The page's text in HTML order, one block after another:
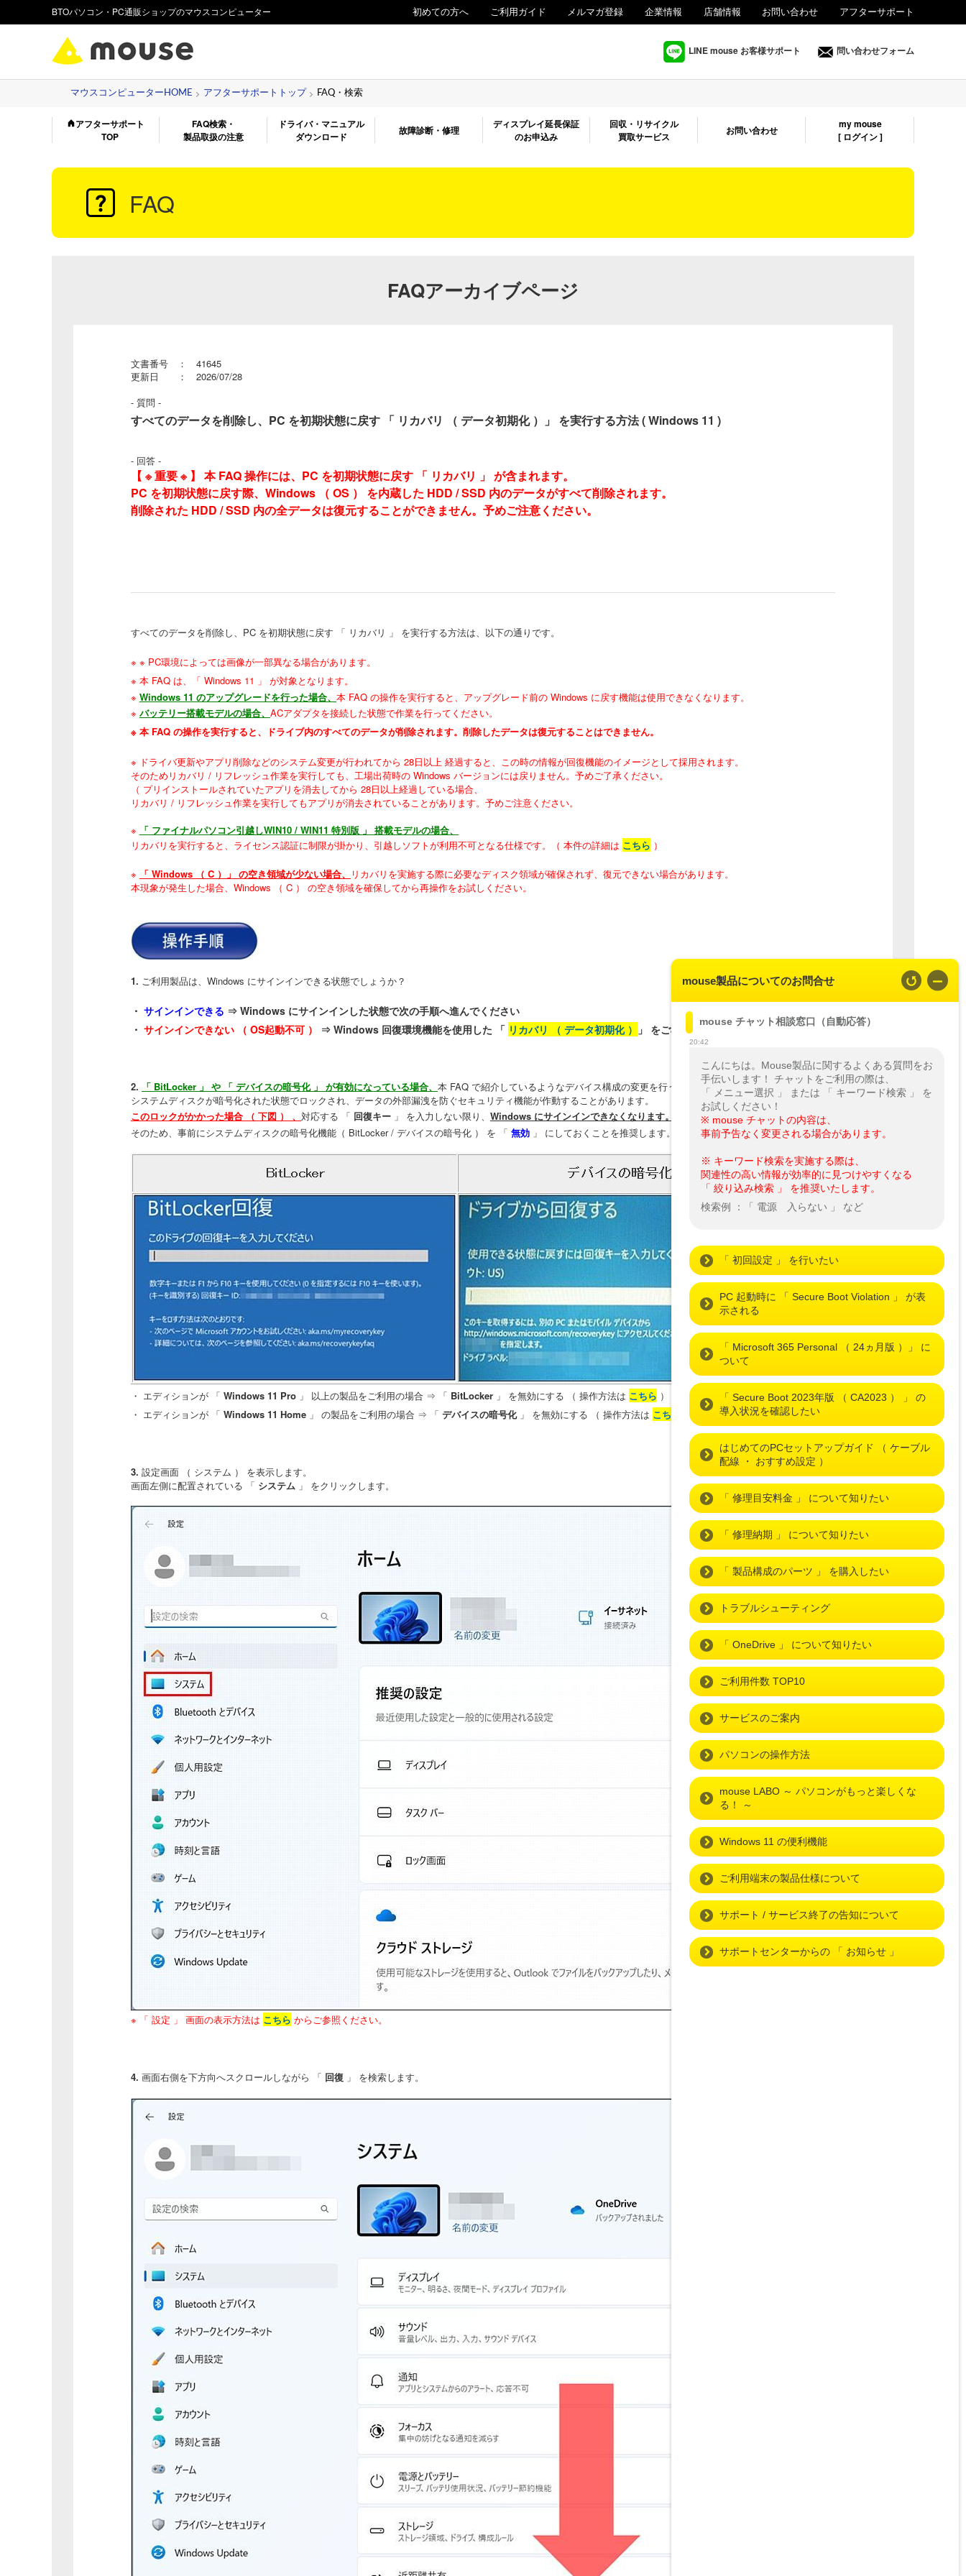
BTOパソコン・PC通販ショップのマウスコンピューター 初めての方へ ご利用ガイド メルマガ登録 企業情報 店舗情報 お問い合わせ
アフターサポート
法人様向け
LINE mouse お客様サポート 問い合わせフォーム
マウスコンピューターHOME アフターサポートトップ FAQ・検索
アフターサポート
TOP
FAQ検索・
製品取扱の注意
ドライバ・マニュアル
ダウンロード
故障診断・修理
ディスプレイ延長保証
のお申込み
回収・リサイクル
買取サービス
お問い合わせ
my mouse
[ ログイン ]
FAQ
FAQアーカイブページ
文書番号 ： 41645
更新日 ： 2026/07/28
- 質問 -
すべてのデータを削除し、PC を初期状態に戻す 「 リカバリ （ データ初期化 ）」 を実行する方法 ( Windows 11 )
- 回答 -
【 ※ 重要 ※ 】 本 FAQ 操作には、PC を初期状態に戻す 「 リカバリ 」 が含まれます。
PC を初期状態に戻す際、Windows （ OS ） を内蔵した HDD / SSD 内のデータがすべて削除されます。
削除された HDD / SSD 内の全データは復元することができません。予めご注意ください。
すべてのデータを削除し、PC を初期状態に戻す 「 リカバリ 」 を実行する方法は、以下の通りです。
※ ※ PC環境によっては画像が一部異なる場合があります。
※ 本 FAQ は、「 Windows 11 」 が対象となります。
※ Windows 11 のアップグレードを行った場合、 本 FAQ の操作を実行すると、アップグレード前の Windows に戻す機能は使用できなくなります。
※ バッテリー搭載モデルの場合、 ACアダプタを接続した状態で作業を行ってください。
※ 本 FAQ の操作を実行すると、ドライブ内のすべてのデータが削除されます。削除したデータは復元することはできません。
※ ドライバ更新やアプリ削除などのシステム変更が行われてから 28日以上 経過すると、この時の情報が回復機能のイメージとして採用されます。
そのためリカバリ / リフレッシュ作業を実行しても、工場出荷時の Windows バージョンには戻りません。予めご了承ください。
（ プリインストールされていたアプリを消去してから 28日以上経過している場合、
リカバリ / リフレッシュ作業を実行してもアプリが消去されていることがあります。予めご注意ください。
※
「 ファイナルパソコン引越しWIN10 / WIN11 特別版 」 搭載モデルの場合、
リカバリを実行すると、ライセンス認証に制限が掛かり、引越しソフトが利用不可となる仕様です。（ 本件の詳細は こちら ）
※ 「 Windows （ C ）」 の空き領域が少ない場合、
リカバリを実施する際に必要なディスク領域が確保されず、復元できない場合があります。
本現象が発生した場合、Windows （ C ） の空き領域を確保してから再操作をお試しください。
1. ご利用製品は、Windows にサインインできる状態でしょうか？
・ サインインできる ⇒ Windows にサインインした状態で次の手順へ進んでください
・ サインインできない （ OS起動不可 ） ⇒ Windows 回復環境機能を使用した 「 リカバリ （ データ初期化 ） 」 をご検討ください。
2. 「 BitLocker 」 や 「 デバイスの暗号化 」 が有効になっている場合、 本 FAQ で紹介しているようなデバイス構成の変更を行うと、
システムディスクが暗号化された状態でロックされ、データの外部漏洩を防ぐセキュリティ機能が作動することがあります。
このロックがかかった場合 （ 下図 ） 、 対応する 「 回復キー 」 を入力しない限り、 Windows にサインインできなくなります。
そのため、事前にシステムディスクの暗号化機能（ BitLocker / デバイスの暗号化 ） を 「 無効 」 にしておくことを推奨します。
・ エディションが 「 Windows 11 Pro 」 以上の製品をご利用の場合 ⇒ 「 BitLocker 」 を無効にする （ 操作方法は こちら ）
・ エディションが 「 Windows 11 Home 」 の製品をご利用の場合 ⇒ 「 デバイスの暗号化」 を無効にする （ 操作方法は こちら ）
3. 設定画面 （ システム ） を表示します。
画面左側に配置されている 「 システム 」 をクリックします。
※ 「 設定 」 画面の表示方法は こちら からご参照ください。
4. 画面右側を下方向へスクロールしながら 「 回復 」 を検索します。
mouse製品についてのお問合せ
mouse チャット相談窓口（自動応答）
20:42
こんにちは。Mouse製品に関するよくある質問をお
手伝いします！ チャットをご利用の際は、
「 メニュー選択 」 または 「 キーワード検索 」 を
※ mouse チャットの内容は、
事前予告なく変更される場合があります。
※ キーワード検索を実施する際は、
関連性の高い情報が効率的に見つけやすくなる
「 絞り込み検索 」 を推奨いたします。
検索例 ：「 電源　入らない 」 など
「 初回設定 」 を行いたい
PC 起動時に 「 Secure Boot Violation 」 が表
示される
「 Microsoft 365 Personal （ 24ヵ月版 ）」 に
ついて
「 Secure Boot 2023年版 （ CA2023 ） 」 の
導入状況を確認したい
はじめてのPCセットアップガイド （ ケーブル
配線 ・ おすすめ設定 ）
「 修理目安料金 」 について知りたい
「 修理納期 」 について知りたい
「 製品構成のパーツ 」 を購入したい
トラブルシューティング
「 OneDrive 」 について知りたい
ご利用件数 TOP10
サービスのご案内
パソコンの操作方法
mouse LABO ～ パソコンがもっと楽しくな
る！ ～
Windows 11 の便利機能
ご利用端末の製品仕様について
サポート / サービス終了の告知について
サポートセンターからの 「 お知らせ 」